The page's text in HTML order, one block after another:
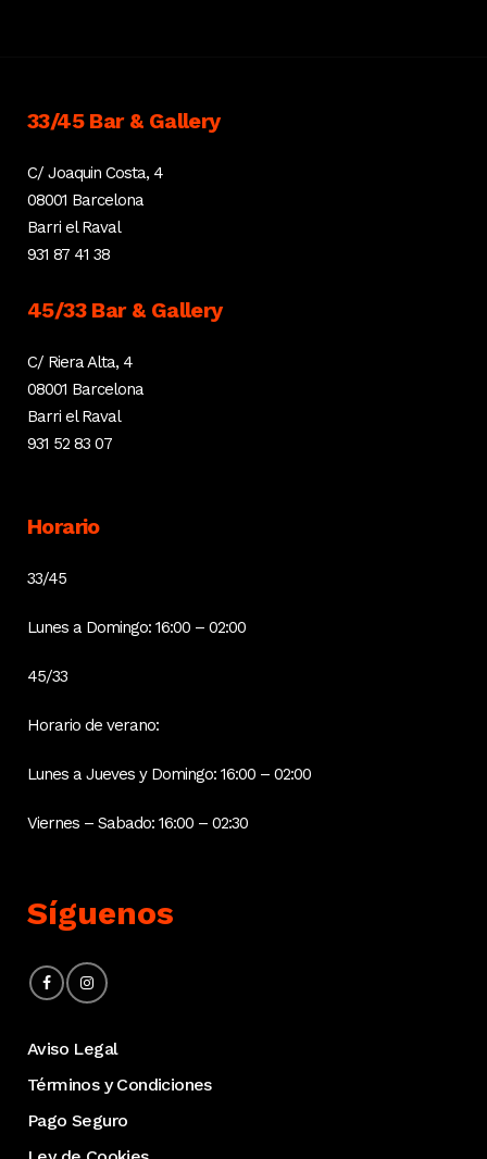
33/45 Bar & Gallery
C/ Joaquin Costa, 4
08001 Barcelona
Barri el Raval
931 87 41 38
45/33 Bar & Gallery
C/ Riera Alta, 4
08001 Barcelona
Barri el Raval
931 52 83 07
Horario
33/45
Lunes a Domingo: 16:00 – 02:00
45/33
Horario de verano:
Lunes a Jueves y Domingo: 16:00 – 02:00
Viernes – Sabado: 16:00 – 02:30
Síguenos
Aviso Legal
Términos y Condiciones
Pago Seguro